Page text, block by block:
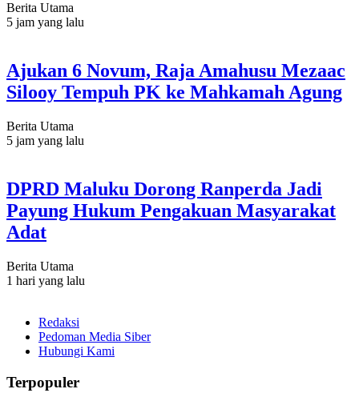
Berita Utama
5 jam yang lalu
Ajukan 6 Novum, Raja Amahusu Mezaac
Silooy Tempuh PK ke Mahkamah Agung
Berita Utama
5 jam yang lalu
DPRD Maluku Dorong Ranperda Jadi
Payung Hukum Pengakuan Masyarakat
Adat
Berita Utama
1 hari yang lalu
Redaksi
Pedoman Media Siber
Hubungi Kami
Terpopuler